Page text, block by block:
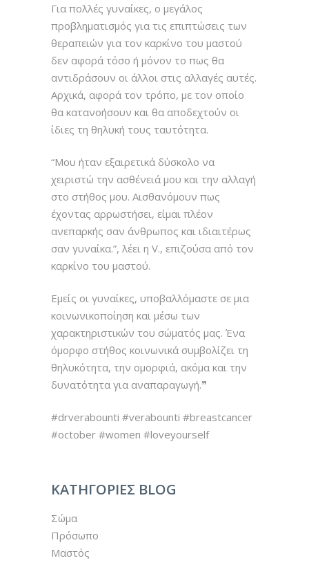
Για πολλές γυναίκες, ο μεγάλος
προβληματισμός για τις επιπτώσεις των
θεραπειών για τον καρκίνο του μαστού
δεν αφορά τόσο ή μόνον το πως θα
αντιδράσουν οι άλλοι στις αλλαγές αυτές.
Αρχικά, αφορά τον τρόπο, με τον οποίο
θα κατανοήσουν και θα αποδεχτούν οι
ίδιες τη θηλυκή τους ταυτότητα.
“Μου ήταν εξαιρετικά δύσκολο να
χειριστώ την ασθένειά μου και την αλλαγή
στο στήθος μου. Αισθανόμουν πως
έχοντας αρρωστήσει, είμαι πλέον
ανεπαρκής σαν άνθρωπος και ιδιαιτέρως
σαν γυναίκα.”, λέει η V., επιζούσα από τον
καρκίνο του μαστού.
Εμείς οι γυναίκες, υποβαλλόμαστε σε μια
κοινωνικοποίηση και μέσω των
χαρακτηριστικών του σώματός μας. Ένα
όμορφο στήθος κοινωνικά συμβολίζει τη
θηλυκότητα, την ομορφιά, ακόμα και την
δυνατότητα για αναπαραγωγή.❞
#drverabounti #verabounti #breastcancer
#october #women #loveyourself
ΚΑΤΗΓΟΡΙΕΣ BLOG
Σώμα
Πρόσωπο
Μαστός